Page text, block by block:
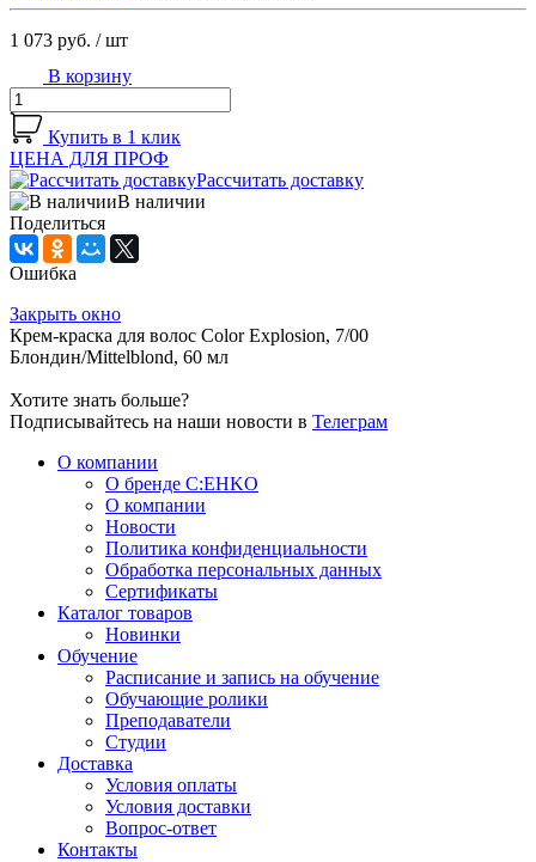
1 073 руб. / шт
В корзину
Купить в 1 клик
ЦЕНА ДЛЯ ПРОФ
Рассчитать доставку
В наличии
Поделиться
Ошибка
Закрыть окно
Крем-краска для волос Color Explosion, 7/00
Блондин/Mittelblond, 60 мл
Хотите знать больше?
Подписывайтесь на наши новости в Телеграм
О компании
О бренде C:EHKO
О компании
Новости
Политика конфиденциальности
Обработка персональных данных
Сертификаты
Каталог товаров
Новинки
Обучение
Расписание и запись на обучение
Обучающие ролики
Преподаватели
Студии
Доставка
Условия оплаты
Условия доставки
Вопрос-ответ
Контакты